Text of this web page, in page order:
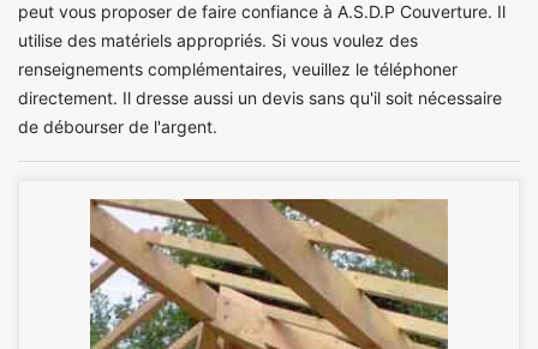
peut vous proposer de faire confiance à A.S.D.P Couverture. Il
utilise des matériels appropriés. Si vous voulez des
renseignements complémentaires, veuillez le téléphoner
directement. Il dresse aussi un devis sans qu'il soit nécessaire
de débourser de l'argent.